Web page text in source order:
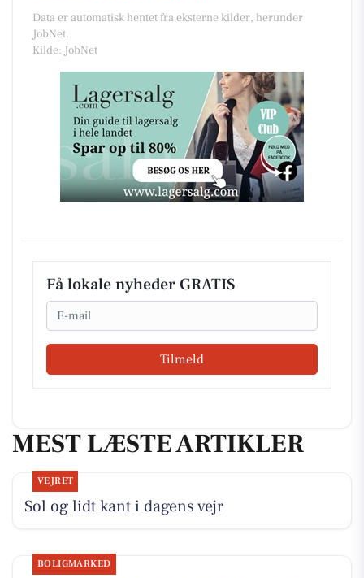
Data er automatisk hentet fra eksterne kilder, herunder
JobNet.
Kilde: JobNet
Få lokale nyheder GRATIS
Email
Tilmeld
MEST LÆSTE ARTIKLER
VEJRET
Sol og lidt kant i dagens vejr
BOLIGMARKED